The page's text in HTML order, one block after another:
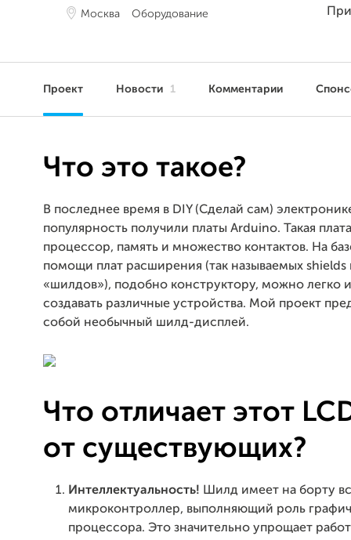
Москва Оборудование
Проект Новости 1 Комментарии
Что это такое?
В последнее время в DIY (Сделай сам)
популярность получили платы Arduino. Такая
процессор, память и множество контактов. На
помощи плат расширения (так называемых shields
«шилдов»), подобно конструктору, можно легко
создавать различные устройства. Мой проект
собой необычный шилд-дисплей.
Что отличает этот
от существующих?
Интеллектуальность! Шилд имеет на борту
микроконтроллер, выполняющий роль
процессора. Это значительно упрощает